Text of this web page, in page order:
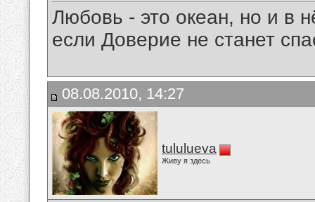
Любовь - это океан, но и в
если Доверие не станет
08.08.2010, 14:27
tululueva
Живу я здесь